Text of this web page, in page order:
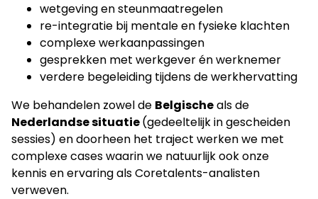
wetgeving en steunmaatregelen
re-integratie bij mentale en fysieke klachten
complexe werkaanpassingen
gesprekken met werkgever én werknemer
verdere begeleiding tijdens de werkhervatting
We behandelen zowel de Belgischeals de
Nederlandse situatie(gedeeltelijk in gescheiden
sessies) en doorheen het traject werken we met
complexe cases waarin we natuurlijk ook onze
kennis en ervaring als Coretalents-analisten
verweven.